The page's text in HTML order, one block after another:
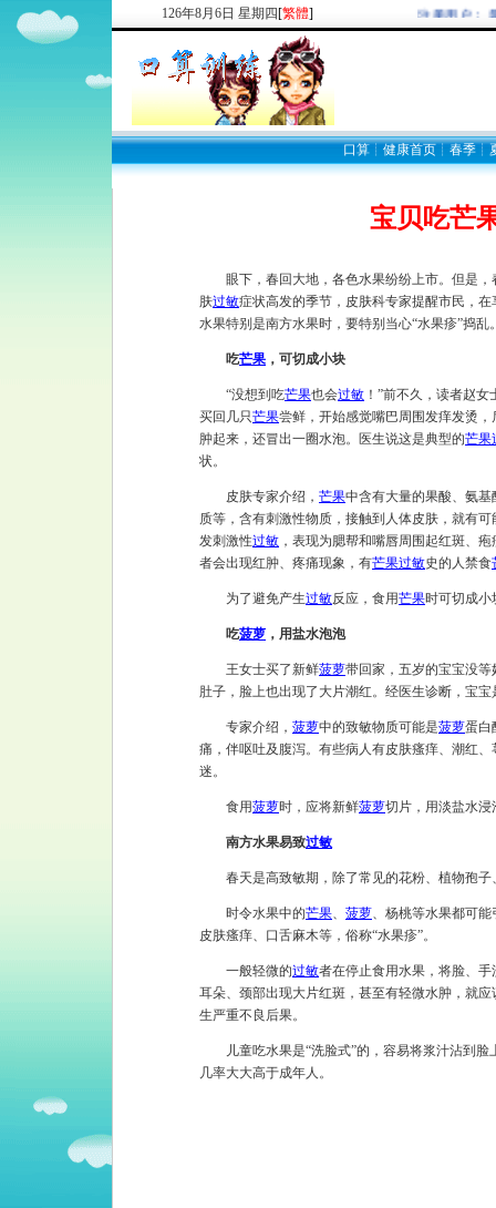
126年8月 6日 星期四 [繁體] 欢迎新注册用户：
口算 ┊ 健康首页 ┊ 春季 ┊
宝贝吃芒
眼下，春回大地，各色水果纷纷上市。但是，
肤过敏症状高发的季节，皮肤科专家提醒市民，在
水果特别是南方水果时，要特别当心“水果疹”捣乱
吃芒果 ，可切成小块
“没想到吃芒果也会过敏 ！”前不久，读者赵女
买回几只芒果尝鲜，开始感觉嘴巴周围发痒发烫，
肿起来，还冒出一圈水泡。医生说这是典型的芒果
状。
皮肤专家介绍， 芒果中含有大量的果酸、氨基
质等，含有刺激性物质，接触到人体皮肤，就有可
发刺激性过敏 ，表现为腮帮和嘴唇周围起红斑、疱
者会出现红肿、疼痛现象，有芒果过敏史的人禁食
为了避免产生过敏反应，食用芒果时可切成
吃菠萝 ，用盐水泡泡
王女士买了新鲜菠萝带回家，五岁的宝宝没
肚子，脸上也出现了大片潮红。经医生诊断，宝宝
专家介绍， 菠萝中的致敏物质可能是菠萝蛋白
痛，伴呕吐及腹泻。有些病人有皮肤瘙痒、潮红
迷。
食用菠萝时，应将新鲜菠萝切片，用淡盐水浸
南方水果易致过敏
春天是高致敏期，除了常见的花粉、植物孢子
时令水果中的芒果、 菠萝、杨桃等水果都可能
皮肤瘙痒、口舌麻木等，俗称“水果疹”。
一般轻微的过敏者在停止食用水果，将脸、
耳朵、颈部出现大片红斑，甚至有轻微水肿，就
生严重不良后果。
儿童吃水果是“洗脸式”的，容易将浆汁沾到脸
几率大大高于成年人。